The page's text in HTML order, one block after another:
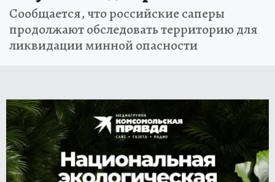
Сообщается, что российские саперы
продолжают обследовать территорию для
ликвидации минной опасности